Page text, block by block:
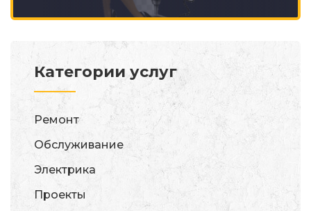
Категории услуг
Ремонт
Обслуживание
Электрика
Проекты